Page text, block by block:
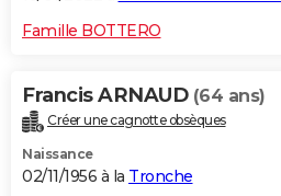
Famille BOTTERO
Francis ARNAUD (64 ans)
Créer une cagnotte obsèques
Naissance
02/11/1956 à la Tronche